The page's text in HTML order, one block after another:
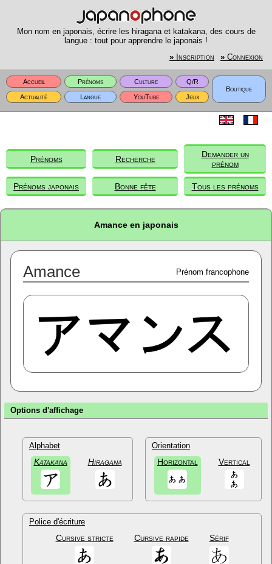
Mon nom en japonais, écrire les hiragana et katakana, des cours de
langue : tout pour apprendre le japonais !
» Inscription » Connexion
Accueil Prénoms Culture
Q/R
Boutique
Actualité
Langue YouTube Jeux
Prénoms Recherche
Demander un
prénom
Prénoms japonais Bonne fête Tous les prénoms
Amance en japonais
Amance Prénom francophone
Options d'affichage
Alphabet
Katakana Hiragana
Orientation
Horizontal Vertical
Police d'écriture
Cursive stricte Cursive rapide Sérif